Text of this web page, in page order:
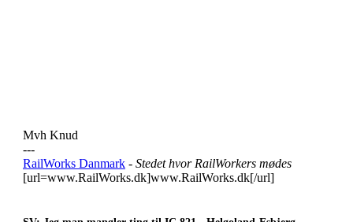
Mvh Knud
---
RailWorks Danmark - Stedet hvor RailWorkers mødes
[url=www.RailWorks.dk]www.RailWorks.dk[/url]